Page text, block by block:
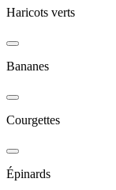
Haricots verts
Bananes
Courgettes
Épinards